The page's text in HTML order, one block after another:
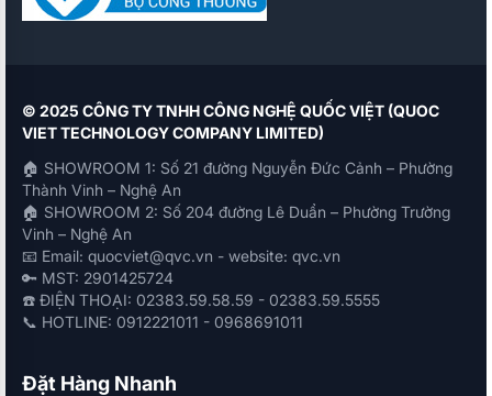
© 2025 CÔNG TY TNHH CÔNG NGHỆ QUỐC VIỆT (QUOC
VIET TECHNOLOGY COMPANY LIMITED)
🏠 SHOWROOM 1: Số 21 đường Nguyễn Đức Cảnh – Phường
Thành Vinh – Nghệ An
🏠 SHOWROOM 2: Số 204 đường Lê Duẩn – Phường Trường
Vinh – Nghệ An
📧 Email: quocviet@qvc.vn - website: qvc.vn
🔑 MST: 2901425724
☎️ ĐIỆN THOẠI: 02383.59.58.59 - 02383.59.5555
📞 HOTLINE: 0912221011 - 0968691011
Đặt Hàng Nhanh